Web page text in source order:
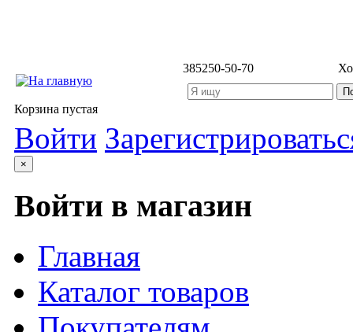
385250-50-70
Корзина пустая
Войти
×
Войти в магазин
Главная
Каталог товаров